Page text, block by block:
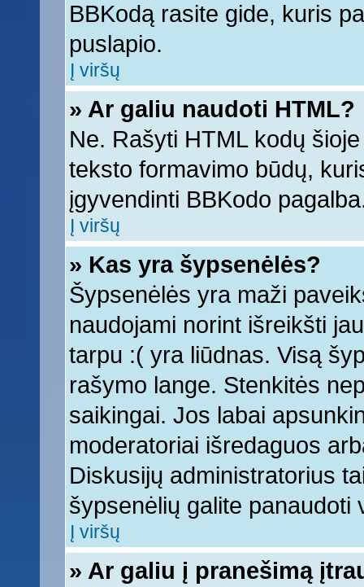
BBKodą rasite gide, kuris
puslapio.
Į viršų
» Ar galiu naudoti HTML?
Ne. Rašyti HTML kodų
teksto formavimo būdų,
įgyvendinti BBKodo
Į viršų
» Kas yra šypsenėlės?
Šypsenėlės yra maži
naudojami norint išreikšti
tarpu :( yra liūdnas. Visą
rašymo lange. Stenkitės
saikingai. Jos labai
moderatoriai išredaguos
Diskusijų administratorius
šypsenėlių galite panaudoti
Į viršų
» Ar galiu į pranešimą